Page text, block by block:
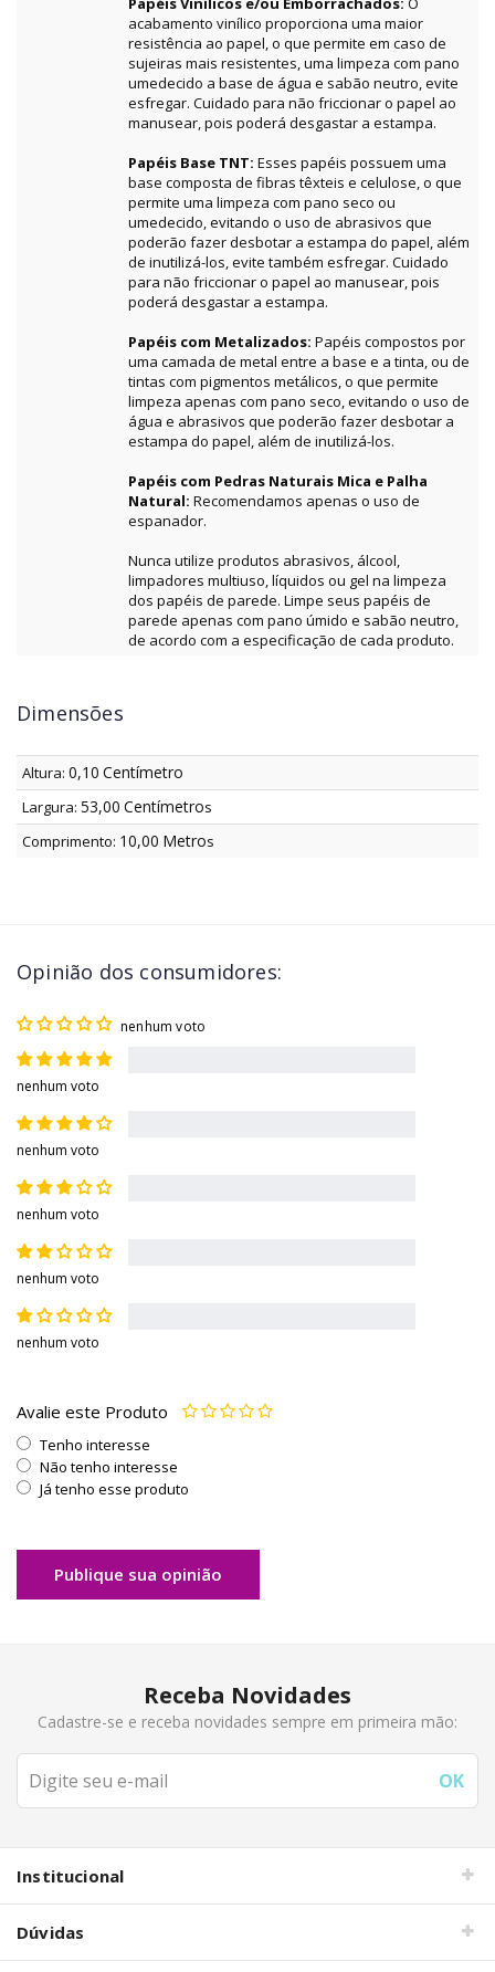
acabamento vinílico proporciona uma maior
resistência ao papel, o que permite em caso de
sujeiras mais resistentes, uma limpeza com pano
umedecido a base de água e sabão neutro, evite
esfregar. Cuidado para não friccionar o papel ao
manusear, pois poderá desgastar a estampa.
Papéis Base TNT: Esses papéis possuem uma
base composta de fibras têxteis e celulose, o que
permite uma limpeza com pano seco ou
umedecido, evitando o uso de abrasivos que
poderão fazer desbotar a estampa do papel, além
de inutilizá-los, evite também esfregar. Cuidado
para não friccionar o papel ao manusear, pois
poderá desgastar a estampa.
Papéis com Metalizados: Papéis compostos por
uma camada de metal entre a base e a tinta, ou de
tintas com pigmentos metálicos, o que permite
limpeza apenas com pano seco, evitando o uso de
água e abrasivos que poderão fazer desbotar a
estampa do papel, além de inutilizá-los.
Papéis com Pedras Naturais Mica e Palha
Natural: Recomendamos apenas o uso de
espanador.
Nunca utilize produtos abrasivos, álcool,
limpadores multiuso, líquidos ou gel na limpeza
dos papéis de parede. Limpe seus papéis de
parede apenas com pano úmido e sabão neutro,
de acordo com a especificação de cada produto.
Dimensões
Altura: 0,10 Centímetro
Largura: 53,00 Centímetros
Comprimento: 10,00 Metros
Opinião dos consumidores:
nenhum voto
nenhum voto
nenhum voto
nenhum voto
nenhum voto
nenhum voto
Avalie este Produto
Tenho interesse
Não tenho interesse
Já tenho esse produto
Publique sua opinião
Receba Novidades
Cadastre-se e receba novidades sempre em primeira mão:
Institucional
Dúvidas